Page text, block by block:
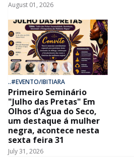
August 01, 2026
..#EVENTO/IBITIARA
Primeiro Seminário
"Julho das Pretas" Em
Olhos d'Água do Seco,
um destaque á mulher
negra, acontece nesta
sexta feira 31
July 31, 2026